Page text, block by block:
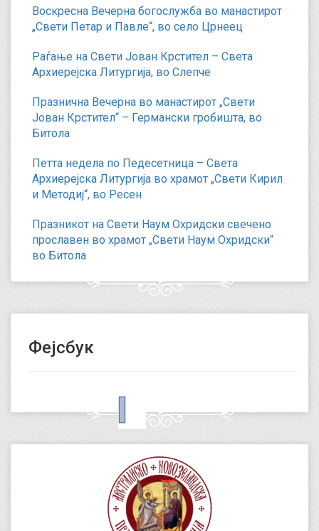
Воскресна Вечерна богослужба во манастирот
„Свети Петар и Павле“, во село Црнеец
Раѓање на Свети Јован Крстител – Света
Архиерејска Литургија, во Слепче
Празнична Вечерна во манастирот „Свети
Јован Крстител“ – Германски гробишта, во
Битола
Петта недела по Педесетница – Света
Архиерејска Литургија во храмот „Свети Кирил
и Методиј“, во Ресен
Празникот на Свети Наум Охридски свечено
прославен во храмот „Свети Наум Охридски“
во Битола
Фејсбук